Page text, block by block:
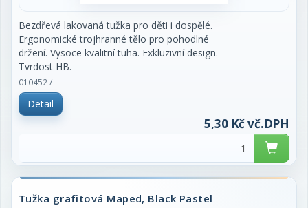
Bezdřevá lakovaná tužka pro děti i dospělé.
Ergonomické trojhranné tělo pro pohodlné
držení. Vysoce kvalitní tuha. Exkluzivní design.
Tvrdost HB.
cena za 1 kus
010452 /
Detail
5,30 Kč vč.DPH
Tužka grafitová Maped, Black Pastel